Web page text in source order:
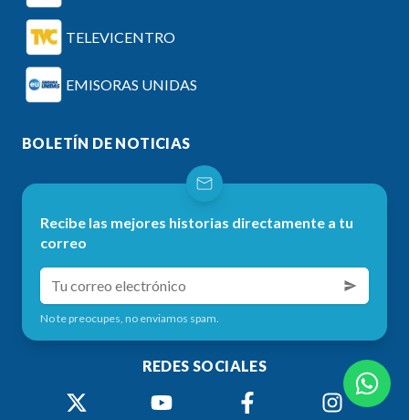
TELEVICENTRO
EMISORAS UNIDAS
BOLETÍN DE NOTICIAS
Recibe las mejores historias directamente a tu
correo
No te preocupes, no enviamos spam.
REDES SOCIALES